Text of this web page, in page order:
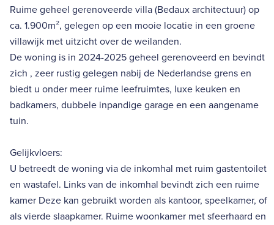
Ruime geheel gerenoveerde villa (Bedaux architectuur) op
ca. 1.900m², gelegen op een mooie locatie in een groene
villawijk met uitzicht over de weilanden.
De woning is in 2024-2025 geheel gerenoveerd en bevindt
zich , zeer rustig gelegen nabij de Nederlandse grens en
biedt u onder meer ruime leefruimtes, luxe keuken en
badkamers, dubbele inpandige garage en een aangename
tuin.
Gelijkvloers:
U betreedt de woning via de inkomhal met ruim gastentoilet
en wastafel. Links van de inkomhal bevindt zich een ruime
kamer Deze kan gebruikt worden als kantoor, speelkamer, of
als vierde slaapkamer. Ruime woonkamer met sfeerhaard en